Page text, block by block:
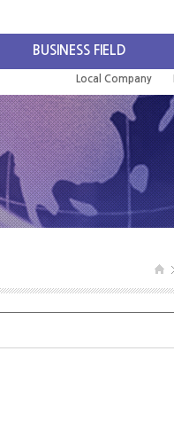
BUSINESS FIELD
Local Company